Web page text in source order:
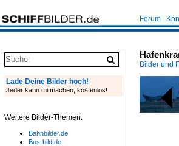
Forum
Bilder und
Lade Deine Bilder hoch!
Jeder kann mitmachen, kostenlos!
Weitere Bilder-Themen:
Bahnbilder.de
Bus-bild.de